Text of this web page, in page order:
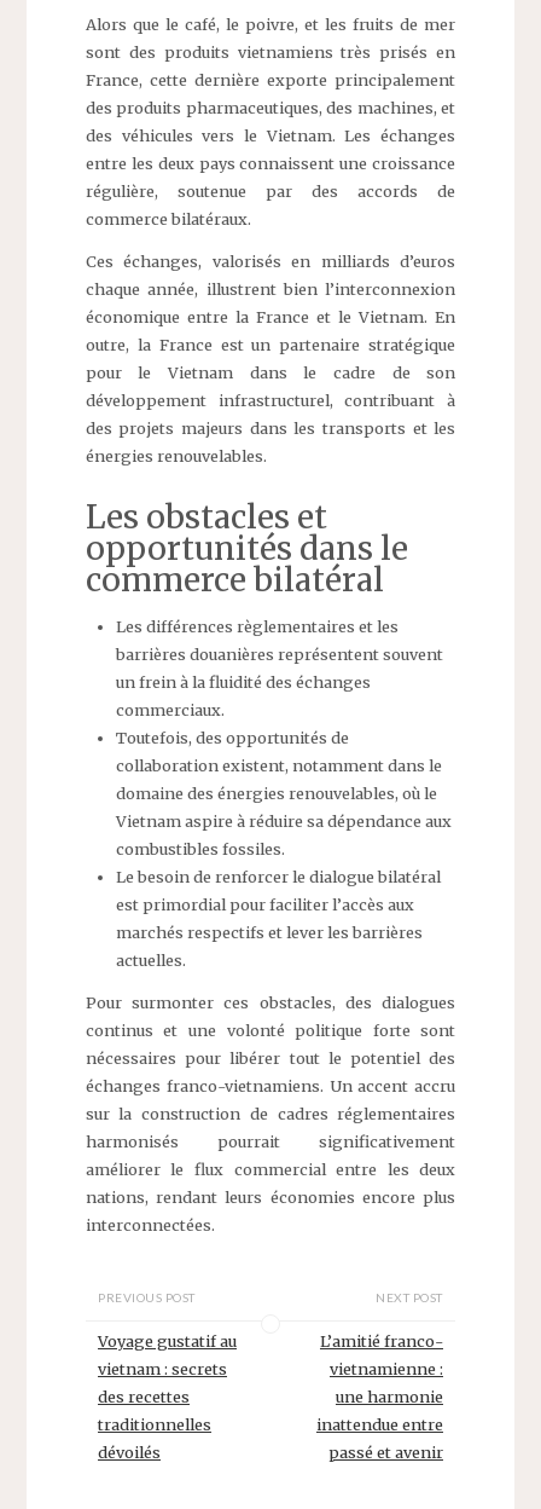
Alors que le café, le poivre, et les fruits de mer
sont des produits vietnamiens très prisés en
France, cette dernière exporte principalement
des produits pharmaceutiques, des machines, et
des véhicules vers le Vietnam. Les échanges
entre les deux pays connaissent une croissance
régulière, soutenue par des accords de
commerce bilatéraux.
Ces échanges, valorisés en milliards d’euros
chaque année, illustrent bien l’interconnexion
économique entre la France et le Vietnam. En
outre, la France est un partenaire stratégique
pour le Vietnam dans le cadre de son
développement infrastructurel, contribuant à
des projets majeurs dans les transports et les
énergies renouvelables.
Les obstacles et
opportunités dans le
commerce bilatéral
Les différences règlementaires et les
barrières douanières représentent souvent
un frein à la fluidité des échanges
commerciaux.
Toutefois, des opportunités de
collaboration existent, notamment dans le
domaine des énergies renouvelables, où le
Vietnam aspire à réduire sa dépendance aux
combustibles fossiles.
Le besoin de renforcer le dialogue bilatéral
est primordial pour faciliter l’accès aux
marchés respectifs et lever les barrières
actuelles.
Pour surmonter ces obstacles, des dialogues
continus et une volonté politique forte sont
nécessaires pour libérer tout le potentiel des
échanges franco-vietnamiens. Un accent accru
sur la construction de cadres réglementaires
harmonisés pourrait significativement
améliorer le flux commercial entre les deux
nations, rendant leurs économies encore plus
interconnectées.
PREVIOUS POST
Voyage gustatif au
vietnam : secrets
des recettes
traditionnelles
dévoilés
NEXT POST
L’amitié franco-
vietnamienne :
une harmonie
inattendue entre
passé et avenir